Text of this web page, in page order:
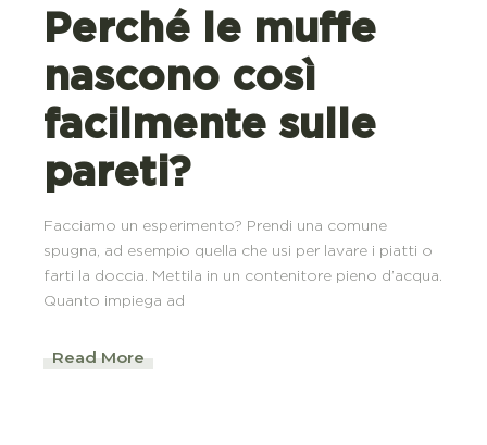
Perché le muffe
nascono così
facilmente sulle
pareti?
Facciamo un esperimento? Prendi una comune
spugna, ad esempio quella che usi per lavare i piatti o
farti la doccia. Mettila in un contenitore pieno d’acqua.
Quanto impiega ad
Read More